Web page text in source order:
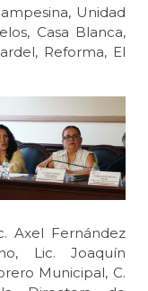
Unidad
Casa Blanca,
Reforma, El
Axel Fernández
Lic. Joaquín
Municipal, C.